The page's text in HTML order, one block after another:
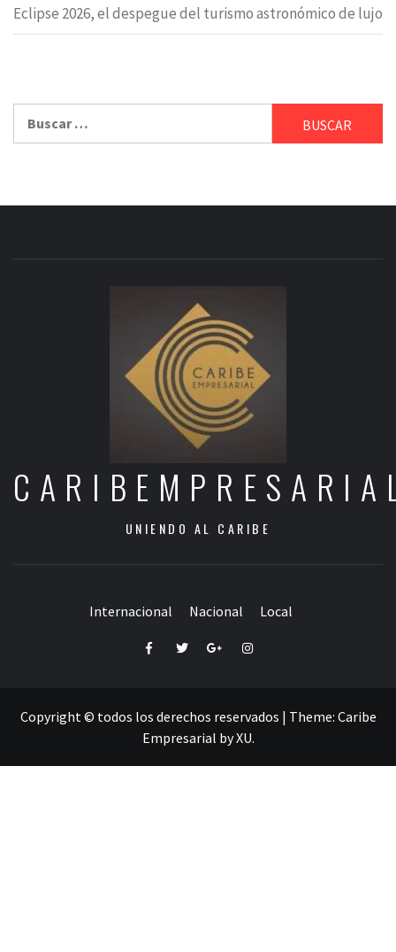
Eclipse 2026, el despegue del turismo astronómico de lujo
UNIENDO AL CARIBE
Internacional Nacional Local
FacebookTwitterGoogle+Instagram
Copyright © todos los derechos reservados | Theme: Caribe
Empresarial byXU.